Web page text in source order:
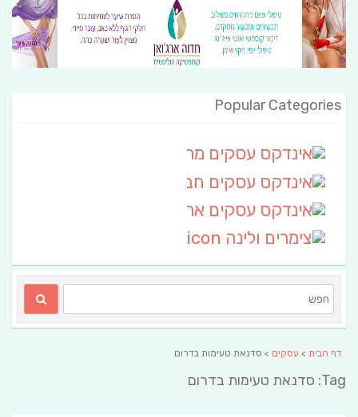
Popular Categories
דף הבית > עסקים > סדנאת טעימות בדרום
Tag: סדנאת טעימות בדרום